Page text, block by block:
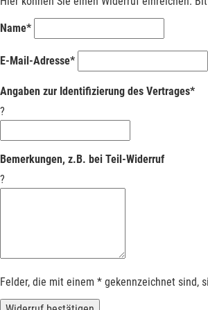
Name*
E-Mail-Adresse*
Angaben zur Identifizierung des Vertrages*
?
Bemerkungen, z.B. bei Teil-Widerruf
?
Felder, die mit einem * gekennzeichnet sind,